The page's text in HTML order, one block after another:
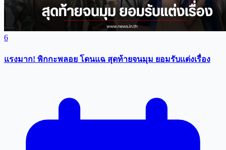
6
แรงมาก! พิกกะพลอย โดนแฉ สุดท้ายจนมุม ยอมรับเเต่งเรื่อง